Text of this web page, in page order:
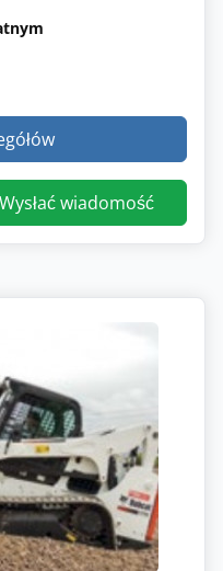
Wysłać wiadomość